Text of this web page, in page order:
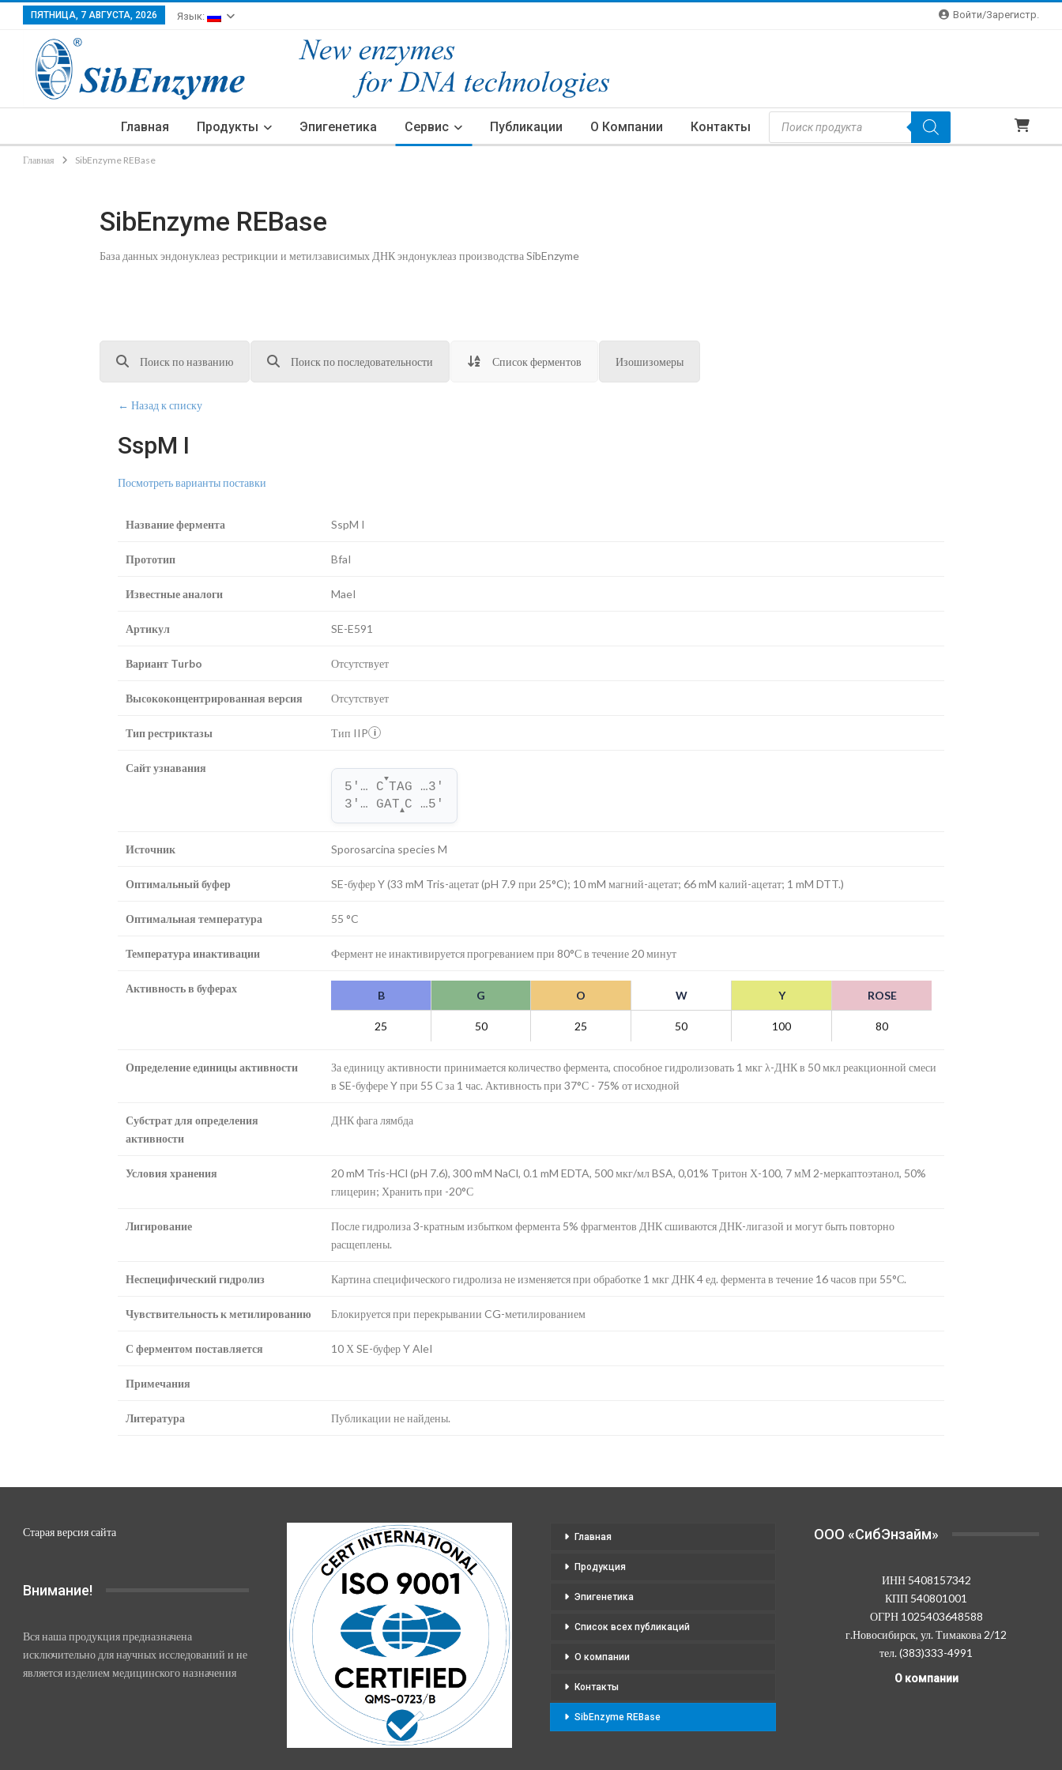
Войти/зарегистр.
ПЯТНИЦА, 7 АВГУСТА, 2026 Язык:
Главная Продукты Эпигенетика Сервис Публикации О Компании Контакты
Поиск
Товаров
Главная SibEnzyme REBase
SibEnzyme REBase
База данных эндонуклеаз рестрикции и метилзависимых ДНК эндонуклеаз производства SibEnzyme
Поиск по названию Поиск по последовательности Список ферментов Изошизомеры
← Назад к списку
SspM I
Посмотреть варианты поставки
Название фермента SspM I
Прототип BfaI
Известные аналоги MaeI
Артикул SE-E591
Вариант Turbo Отсутствует
Высококонцентрированная версия Отсутствует
Тип рестриктазы Тип IIP i
Сайт узнавания
5'… C
▼
TAG …3'
3'… GAT▲C …5'
Источник Sporosarcina species M
Оптимальный буфер SE-буфер Y (33 mM Tris-ацетат (pH 7.9 при 25°C); 10 mM магний-ацетат; 66 mM калий-ацетат; 1 mM DTT.)
Оптимальная температура 55 °C
Температура инактивации Фермент не инактивируется прогреванием при 80°С в течение 20 минут
Активность в буферах
B G O W Y ROSE
25 50 25 50 100 80
Определение единицы активности
За единицу активности принимается количество фермента, способное гидролизовать 1 мкг λ-ДНК в 50 мкл реакционной смеси
в SE-буфере Y при 55 С за 1 час. Активность при 37°С - 75% от исходной
Субстрат для определения
активности
ДНК фага лямбда
Условия хранения
20 mM Tris-HCl (pH 7.6), 300 mM NaCl, 0.1 mM EDTA, 500 мкг/мл BSA, 0,01% Tритон Х-100, 7 мМ 2-меркаптоэтанол, 50%
глицерин; Хранить при -20°С
Лигирование
После гидролиза 3-кратным избытком фермента 5% фрагментов ДНК сшиваются ДНК-лигазой и могут быть повторно
расщеплены.
Неспецифический гидролиз Картина специфического гидролиза не изменяется при обработке 1 мкг ДНК 4 ед. фермента в течение 16 часов при 55°С.
Чувствительность к метилированию Блокируется при перекрывании CG-метилированием
С ферментом поставляется 10 Х SE-буфер Y AleI
Примечания
Литература Публикации не найдены.
Старая версия сайта
Внимание!
Вся наша продукция предназначена
исключительно для научных исследований и не
является изделием медицинского назначения
Главная
Продукция
Эпигенетика
Список всех публикаций
О компании
Контакты
SibEnzyme REBase
OOO «СибЭнзайм»
ИНН 5408157342
КПП 540801001
ОГРН 1025403648588
г.Новосибирск, ул. Тимакова 2/12
тел. (383)333-4991
О компании